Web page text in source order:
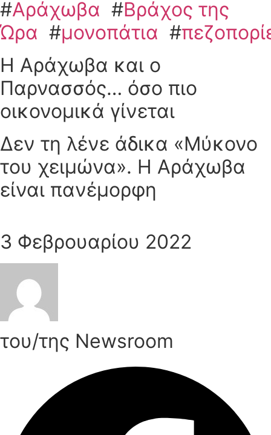
#Αράχωβα #Βράχος της
Ώρα #μονοπάτια #
Η Αράχωβα και ο
Παρνασσός… όσο πιο
οικονομικά γίνεται
Δεν τη λένε άδικα «Μύκονο
του χειμώνα». Η Αράχωβα
είναι πανέμορφη
3 Φεβρουαρίου 2022
του/της Newsroom